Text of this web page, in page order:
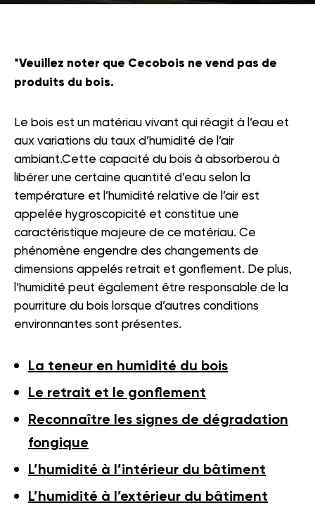
*Veuillez noter que Cecobois ne vend pas de
produits du bois.
Le bois est un matériau vivant qui réagit à l’eau et
aux variations du taux d’humidité de l’air
ambiant.Cette capacité du bois à absorberou à
libérer une certaine quantité d’eau selon la
température et l’humidité relative de l’air est
appelée hygroscopicité et constitue une
caractéristique majeure de ce matériau. Ce
phénomène engendre des changements de
dimensions appelés retrait et gonflement. De plus,
l’humidité peut également être responsable de la
pourriture du bois lorsque d’autres conditions
environnantes sont présentes.
La teneur en humidité du bois
Le retrait et le gonflement
Reconnaître les signes de dégradation
fongique
L’humidité à l’intérieur du bâtiment
L’humidité à l’extérieur du bâtiment